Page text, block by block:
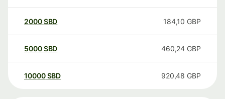
2000SBD 184,10 GBP
5000SBD 460,24 GBP
10000 SBD 920,48 GBP